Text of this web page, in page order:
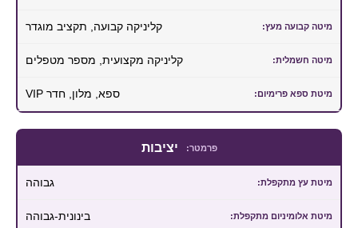
קליניקה קבועה, תקציב מוגדר
קליניקה מקצועית, מספר מטפלים
ספא, מלון, חדר VIP
יציבות
גבוהה
בינונית-גבוהה